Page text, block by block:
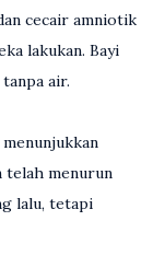
cecair amniotik
lakukan. Bayi
air.
telah menurun
lalu, tetapi